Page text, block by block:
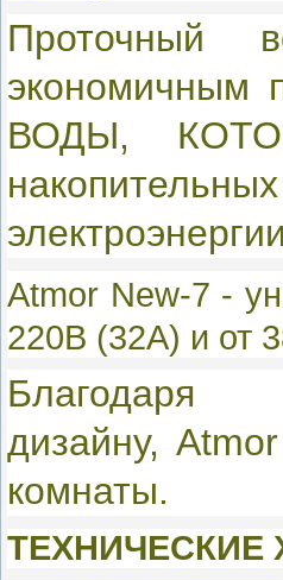
Проточный
экономичным
ВОДЫ,
Atmor New-7 - у
220В (32А) и от
дизайну, Atmor
комнаты.
ТЕХНИЧЕСКИЕ